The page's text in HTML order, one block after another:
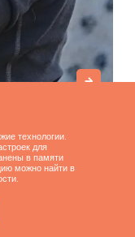
технологии.
для
в памяти
можно найти в